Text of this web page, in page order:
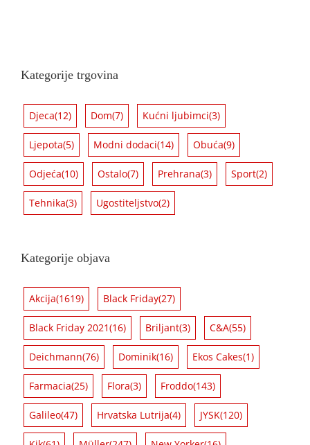
Kategorije trgovina
Djeca(12) Dom(7) Kućni ljubimci(3)
Ljepota(5) Modni dodaci(14) Obuća(9)
Odjeća(10) Ostalo(7) Prehrana(3) Sport(2)
Tehnika(3) Ugostiteljstvo(2)
Kategorije objava
Akcija(1619) Black Friday(27)
Black Friday 2021(16) Briljant(3) C&A(55)
Deichmann(76) Dominik(16) Ekos Cakes(1)
Farmacia(25) Flora(3) Froddo(143)
Galileo(47) Hrvatska Lutrija(4) JYSK(120)